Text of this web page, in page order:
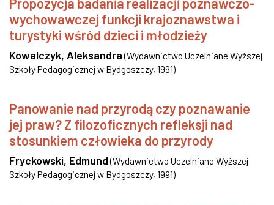
wychowawczej funkcji krajoznawstwa i
turystyki wśród dzieci i młodzieży
Kowalczyk, Aleksandra (Wydawnictwo Uczelniane Wyższej
Szkoły Pedagogicznej w Bydgoszczy, 1991)
Panowanie nad przyrodą czy poznawanie
jej praw? Z filozoficznych refleksji nad
stosunkiem człowieka do przyrody
Fryckowski, Edmund (Wydawnictwo Uczelniane Wyższej
Szkoły Pedagogicznej w Bydgoszczy, 1991)